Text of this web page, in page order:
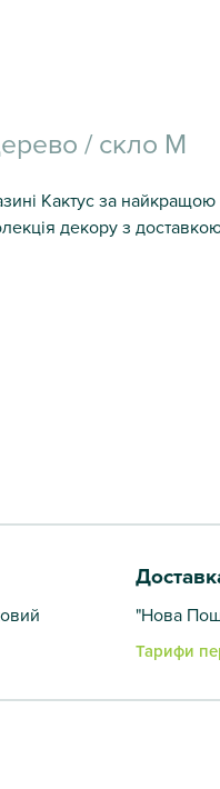
/ скло M
Кактус за
декору з
"Нова
Тарифи